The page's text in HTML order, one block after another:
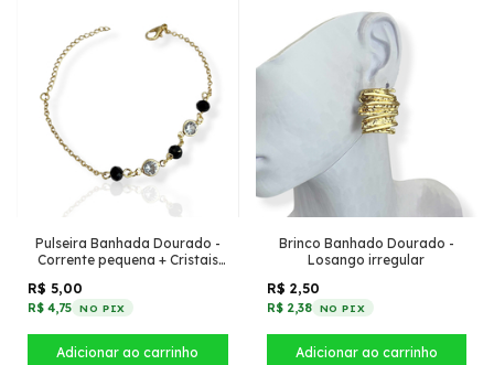
Pulseira Banhada Dourado -
Corrente pequena + Cristais
R$ 5,00
R$ 4,75 NO PIX
Brinco Banhado Dourado -
Losango irregular
R$ 2,50
R$ 2,38 NO PIX